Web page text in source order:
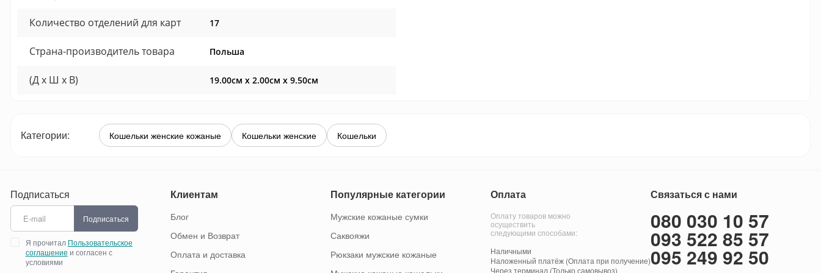
Количество отделений для карт 17
Страна-производитель товара Польша
(Д x Ш x В) 19.00см x 2.00см x 9.50см
Категории: Кошельки женские кожаные Кошельки женские Кошельки
Подписаться
Подписаться
Я прочитал Пользовательское
соглашение и согласен с
условиями
Клиентам
Блог
Обмен и Возврат
Оплата и доставка
Популярные категории
Мужские кожаные сумки
Саквояжи
Рюкзаки мужские кожаные
Оплата
Оплату товаров можно
осуществить
следующими способами:
Наличными
Наложенный платёж (Оплата при получение)
Через терминал (Только самовывоз)
Связаться с нами
080 030 10 57
093 522 85 57
095 249 92 50